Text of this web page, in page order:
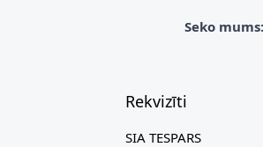
Seko mums:
Rekvizīti
SIA TESPARS